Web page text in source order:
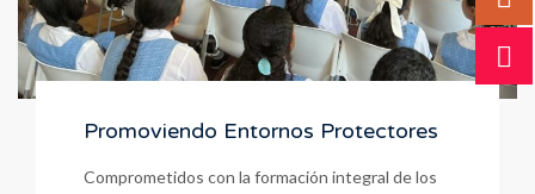
Promoviendo Entornos Protectores
Comprometidos con la formación integral de los